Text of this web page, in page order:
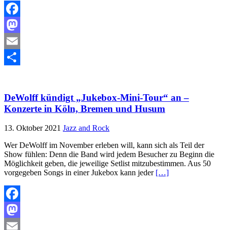
Facebook
Mastodon
Email
DeWolff kündigt „Jukebox-Mini-Tour“ an –
Konzerte in Köln, Bremen und Husum
13. Oktober 2021 Jazz and Rock
Wer DeWolff im November erleben will, kann sich als Teil der
Show fühlen: Denn die Band wird jedem Besucher zu Beginn die
Möglichkeit geben, die jeweilige Setlist mitzubestimmen. Aus 50
vorgegeben Songs in einer Jukebox kann jeder […]
Facebook
Mastodon